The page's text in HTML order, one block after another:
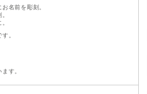
名前を彫刻。
。
す。